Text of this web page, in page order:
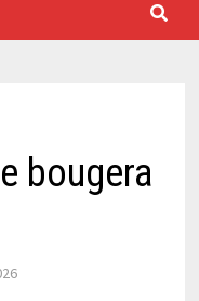
bougera